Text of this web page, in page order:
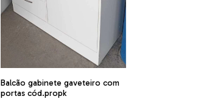
Balcão gabinete gaveteiro com
portas cód.propk